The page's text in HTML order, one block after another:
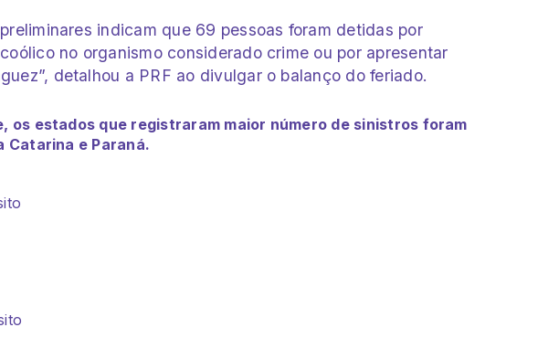
indicam que 69 pessoas foram detidas por
no organismo considerado crime ou por apresentar
detalhou a PRF ao divulgar o balanço do feriado.
os estados que registraram maior número de sinistros foram
Catarina e Paraná.